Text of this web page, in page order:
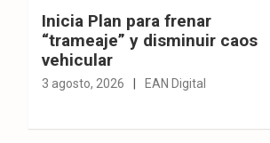
Inicia Plan para frenar
“trameaje” y disminuir caos
vehicular
3 agosto, 2026 EAN Digital